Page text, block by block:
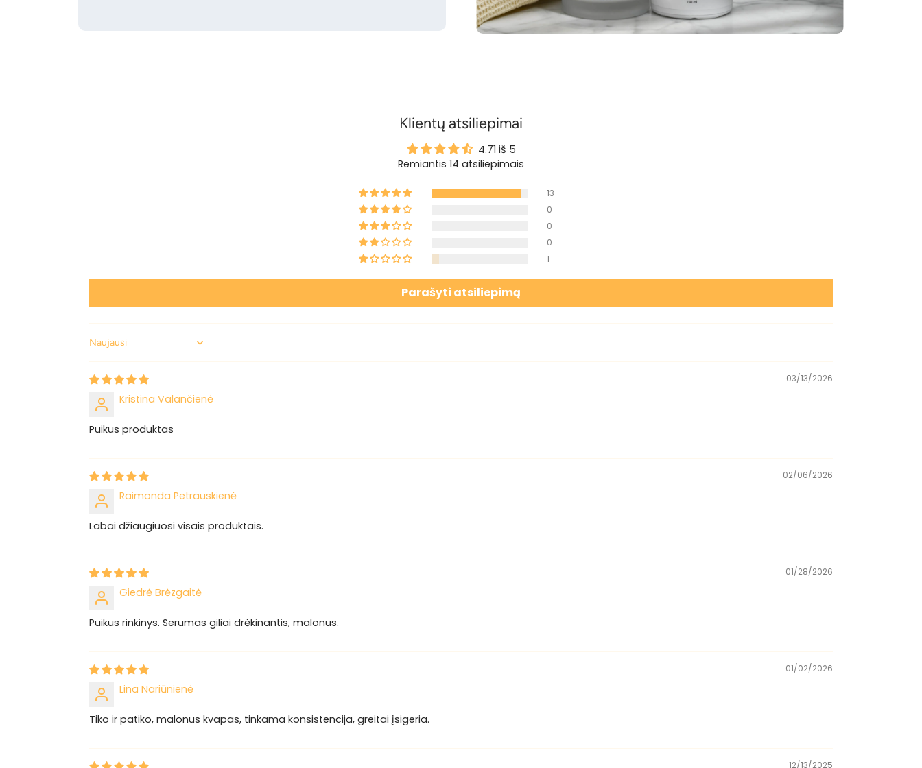
Klientų atsiliepimai
4.71 iš 5
Remiantis 14 atsiliepimais
13
0
0
0
1
Parašyti atsiliepimą
Sort by
03/13/2026
Kristina Valančienė
Puikus produktas
02/06/2026
Raimonda Petrauskienė
Labai džiaugiuosi visais produktais.
01/28/2026
Giedrė Brėzgaitė
Puikus rinkinys. Serumas giliai drėkinantis, malonus.
01/02/2026
Lina Nariūnienė
Tiko ir patiko, malonus kvapas, tinkama konsistencija, greitai įsigeria.
12/13/2025